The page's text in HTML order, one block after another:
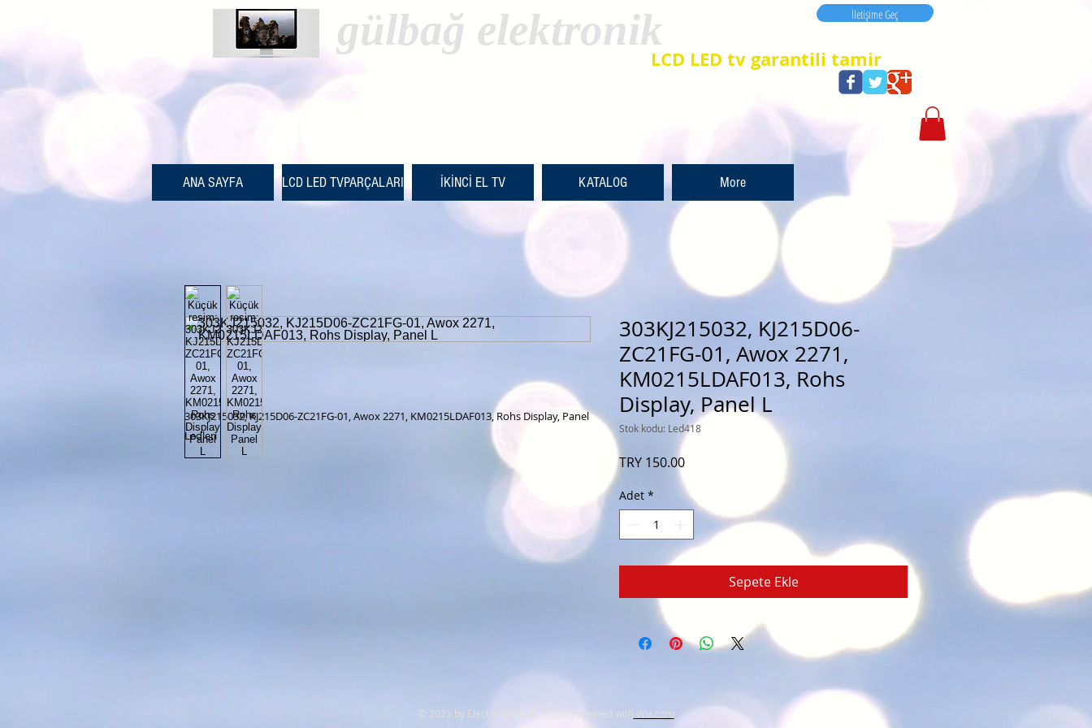
LCD LED tv garantili tamir
gülbağ elektronik İletişime Geç
İletişime Geç
ANA SAYFA LCD LED TVPARÇALARI İKİNCİ EL TV KATALOG More
303KJ215032, KJ215D06-ZC21FG-01, Awox 2271, KM0215LDAF013, Rohs Display, Panel
Ledleri
303KJ215032, KJ215D06-
ZC21FG-01, Awox 2271,
KM0215LDAF013, Rohs
Display, Panel L
Stok kodu: Led418
TRY 150.00Fiyat
Adet *
Sepete Ekle
© 2023 by Electronic shop. Proudly created with Wix.com